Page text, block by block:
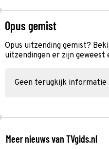
Opus gemist
Opus uitzending gemist?
uitzendingen er zijn
Geen terugkijk informatie
Meer nieuws van TVgids.nl